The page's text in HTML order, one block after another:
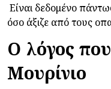
Είναι δεδομένο
όσο άξιζε από τους
Ο λόγος
Μουρίνιο